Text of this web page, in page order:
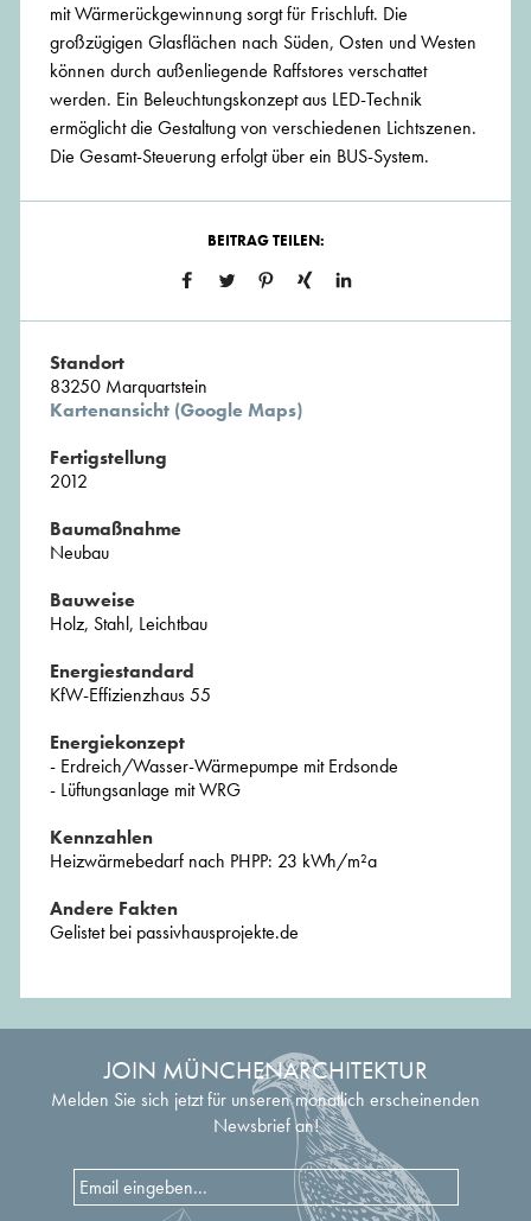
mit Wärmerückgewinnung sorgt für Frischluft. Die
großzügigen Glasflächen nach Süden, Osten und Westen
können durch außenliegende Raffstores verschattet
werden. Ein Beleuchtungskonzept aus LED-Technik
ermöglicht die Gestaltung von verschiedenen Lichtszenen.
Die Gesamt-Steuerung erfolgt über ein BUS-System.
BEITRAG TEILEN:
Standort
83250 Marquartstein
Kartenansicht (Google Maps)
Fertigstellung
2012
Baumaßnahme
Neubau
Bauweise
Holz, Stahl, Leichtbau
Energiestandard
KfW-Effizienzhaus 55
Energiekonzept
- Erdreich/Wasser-Wärmepumpe mit Erdsonde
- Lüftungsanlage mit WRG
Kennzahlen
Heizwärmebedarf nach PHPP: 23 kWh/m²a
Andere Fakten
Gelistet bei passivhausprojekte.de
JOIN MÜNCHENARCHITEKTUR
Melden Sie sich jetzt für unseren monatlich erscheinenden
Newsbrief an!